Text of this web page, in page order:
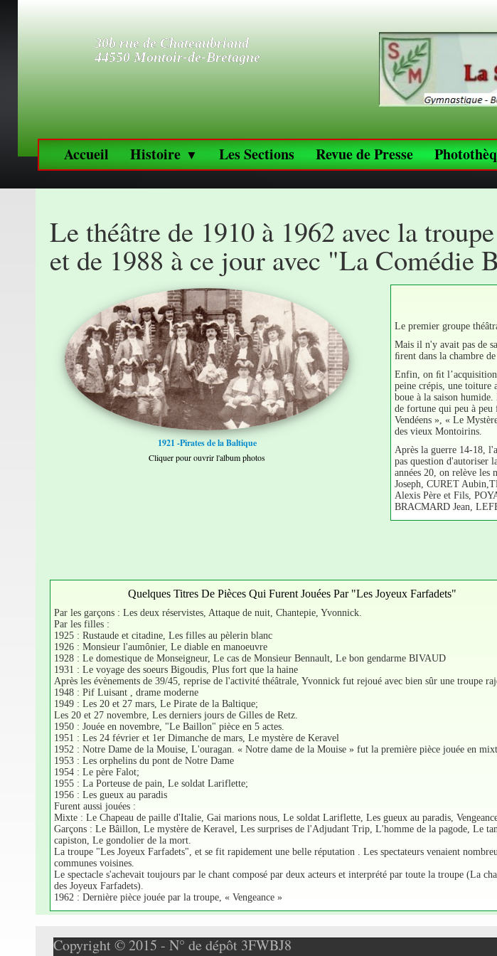
30b rue de Chateaubriand
44550 Montoir-de-Bretagne
Accueil Histoire ▼ Les Sections Revue de Presse
Le théâtre de 1910 à 1962 avec la
et de 1988 à ce jour avec "La Comédie
1921 -Pirates de la Baltique
Cliquer pour ouvrir l'album photos
Le premier groupe
Mais il n'y avait pas de
ﬁrent dans la chambre de
Enfin, on ﬁt
peine crépis, une toiture
boue à la saison
de fortune qui peu à peu
Vendéens », « Le
des vieux Montoirins.
Après la guerre 14-18,
pas question d'autoriser
années 20, on relève
Joseph, CURET
Alexis Père et Fils,
BRACMARD Jean,
Quelques Titres De Pièces Qui Furent Jouées Par "Les Joyeux Farfadets"
Par les garçons : Les deux réservistes, Attaque de nuit, Chantepie, Yvonnick.
Par les filles :
1925 : Rustaude et citadine, Les filles au pèlerin blanc
1926 : Monsieur l'aumônier, Le diable en manoeuvre
1928 : Le domestique de Monseigneur, Le cas de Monsieur Bennault, Le bon gendarme BIVAUD
1931 : Le voyage des soeurs Bigoudis, Plus fort que la haine
Après les évènements de 39/45, reprise de l'activité théâtrale, Yvonnick fut rejoué avec bien sûr une troupe
1948 : Pif Luisant , drame moderne
1949 : Les 20 et 27 mars, Le Pirate de la Baltique;
Les 20 et 27 novembre, Les derniers jours de Gilles de Retz.
1950 : Jouée en novembre, "Le Baillon" pièce en 5 actes.
1951 : Les 24 février et 1er Dimanche de mars, Le mystère de Keravel
1952 : Notre Dame de la Mouise, L'ouragan. « Notre dame de la Mouise » fut la première pièce jouée en
1953 : Les orphelins du pont de Notre Dame
1954 : Le père Falot;
1955 : La Porteuse de pain, Le soldat Lariflette;
1956 : Les gueux au paradis
Furent aussi jouées :
Mixte : Le Chapeau de paille d'Italie, Gai marions nous, Le soldat Lariflette, Les gueux au paradis,
Garçons : Le Bâillon, Le mystère de Keravel, Les surprises de l'Adjudant Trip, L'homme de la pagode, Le
capiston, Le gondolier de la mort.
La troupe "Les Joyeux Farfadets", et se fit rapidement une belle réputation . Les spectateurs venaient
communes voisines.
Le spectacle s'achevait toujours par le chant composé par deux acteurs et interprété par toute la troupe (La
des Joyeux Farfadets).
1962 : Dernière pièce jouée par la troupe, « Vengeance »
Copyright © 2015 - N° de dépôt 3FWBJ8